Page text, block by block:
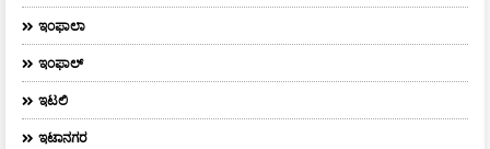
ಇಂಫಾಲಾ
ಇಂಫಾಲ್
ಇಟಲಿ
ಇಟಾನಗರ